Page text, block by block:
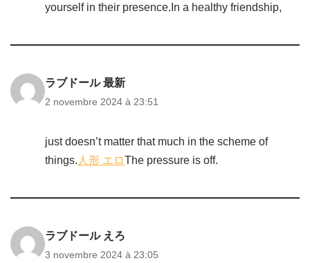
yourself in their presence.In a healthy friendship,
ラブドール 最新
2 novembre 2024 à 23:51
just doesn’t matter that much in the scheme of
things. 人形 エロThe pressure is off.
ラブドール えろ
3 novembre 2024 à 23:05